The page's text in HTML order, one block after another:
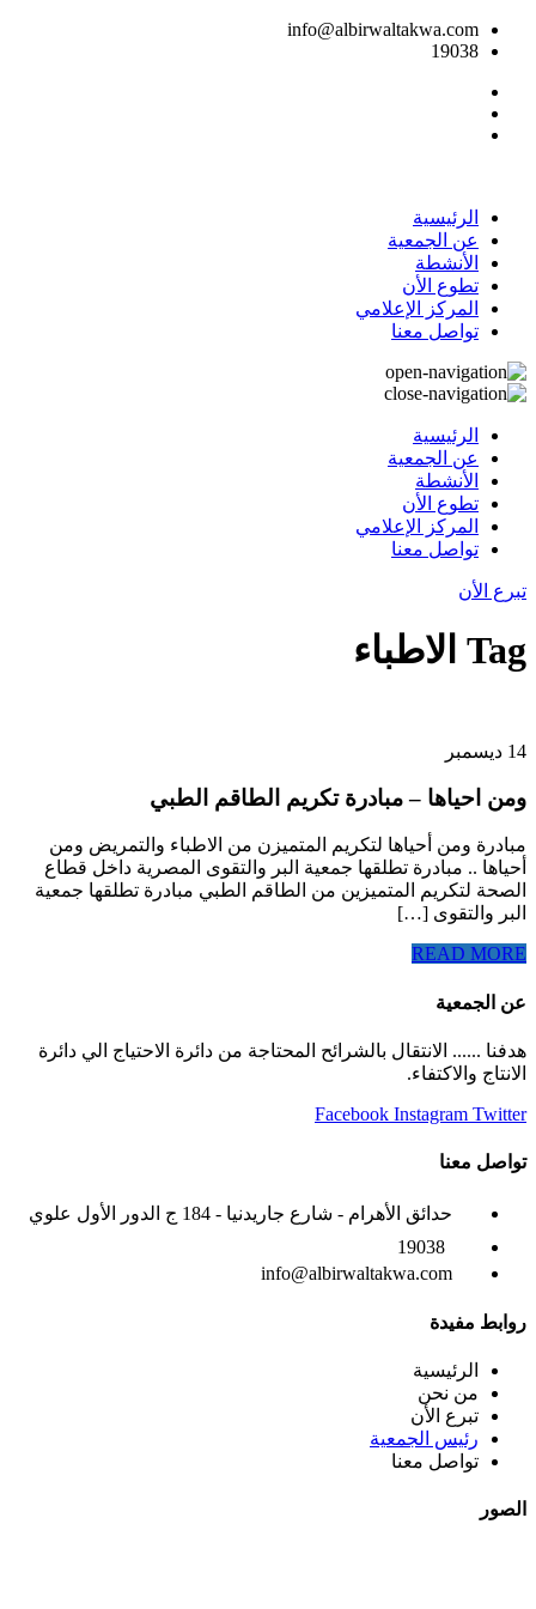
info@albirwaltakwa.com
19038
الرئيسية
عن الجمعية
الأنشطة
تطوع الأن
المركز الإعلامي
تواصل معنا
الرئيسية
عن الجمعية
الأنشطة
تطوع الأن
المركز الإعلامي
تواصل معنا
تبرع الأن
Tag الاطباء
14 ديسمبر
ومن احياها – مبادرة تكريم الطاقم الطبي
مبادرة ومن أحياها لتكريم المتميزن من الاطباء والتمريض ومن
أحياها .. مبادرة تطلقها جمعية البر والتقوى المصرية داخل قطاع
الصحة لتكريم المتميزين من الطاقم الطبي مبادرة تطلقها جمعية
البر والتقوى […]
READ MORE
عن الجمعية
‏هدفنا ...... الانتقال بالشرائح المحتاجة من دائرة الاحتياج الي دائرة
الانتاج والاكتفاء.
Facebook Instagram Twitter
تواصل معنا
حدائق الأهرام - شارع جاريدنيا - 184 ج الدور الأول علوي
19038
info@albirwaltakwa.com
روابط مفيدة
الرئيسية
من نحن
تبرع الأن
رئيس الجمعية
تواصل معنا
الصور